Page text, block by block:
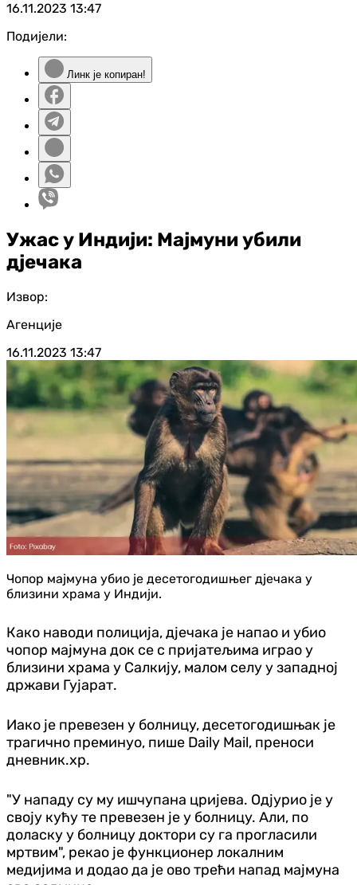
16.11.2023 13:47
Подијели:
Линк је копиран!
Ужас у Индији: Мајмуни убили
д‌јечака
Извор:
Агенције
16.11.2023 13:47
Чопор мајмуна убио је десетогодишњег д‌јечака у
близини храма у Индији.
Како наводи полиција, д‌јечака је напао и убио
чопор мајмуна док се с пријатељима играо у
близини храма у Салкију, малом селу у западној
држави Гујарат.
Иако је превезен у болницу, десетогодишњак је
трагично преминуо, пише Daily Mail, преноси
дневник.хр.
"У нападу су му ишчупана цријева. Од‌јурио је у
своју кућу те превезен је у болницу. Али, по
доласку у болницу доктори су га прогласили
мртвим", рекао је функционер локалним
медијима и додао да је ово трећи напад мајмуна